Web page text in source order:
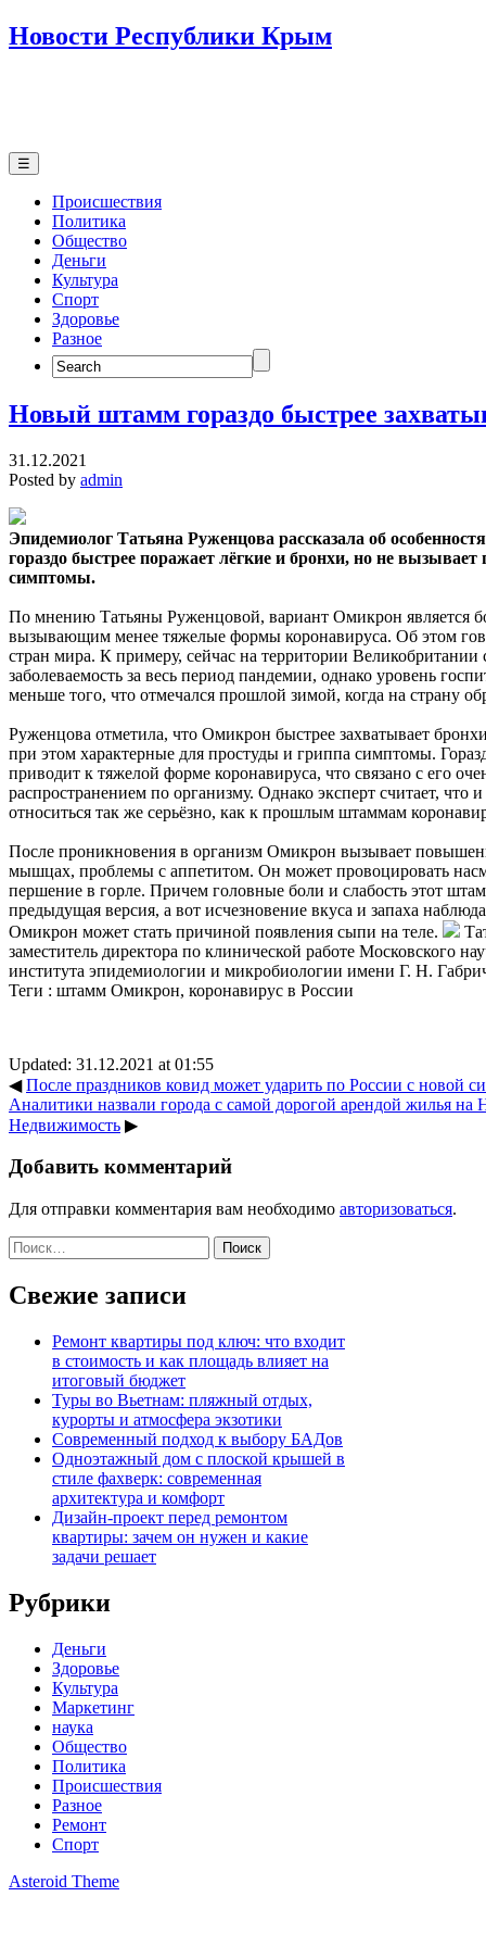
Новости Республики Крым
☰
Происшествия
Политика
Общество
Деньги
Культура
Спорт
Здоровье
Разное
Search
for:
Новый штамм гораздо быстрее
31.12.2021
Posted by admin
Эпидемиолог Татьяна Руженцова рассказала об
гораздо быстрее поражает лёгкие и бронхи, но не
симптомы.
По мнению Татьяны Руженцовой, вариант Омикрон является
вызывающим менее тяжелые формы коронавируса. Об этом
стран мира. К примеру, сейчас на территории Великобритании
заболеваемость за весь период пандемии, однако уровень
меньше того, что отмечался прошлой зимой, когда на страну
Руженцова отметила, что Омикрон быстрее захватывает
при этом характерные для простуды и гриппа симптомы.
приводит к тяжелой форме коронавируса, что связано с его
распространением по организму. Однако эксперт считает,
относиться так же серьёзно, как к прошлым штаммам
После проникновения в организм Омикрон вызывает
мышцах, проблемы с аппетитом. Он может провоцировать
першение в горле. Причем головные боли и слабость этот
предыдущая версия, а вот исчезновение вкуса и запаха
Омикрон может стать причиной появления сыпи на теле.
заместитель директора по клинической работе Московского
института эпидемиологии и микробиологии имени Г. Н.
Теги : штамм Омикрон, коронавирус в России
Updated: 31.12.2021 at 01:55
◀После праздников ковид может ударить по России с новой
Аналитики назвали города с самой дорогой арендой жилья
Недвижимость ▶
Добавить комментарий
Для отправки комментария вам необходимо авторизоваться.
Найти:
Свежие записи
Ремонт квартиры под ключ: что входит
в стоимость и как площадь влияет на
итоговый бюджет
Туры во Вьетнам: пляжный отдых,
курорты и атмосфера экзотики
Современный подход к выбору БАДов
Одноэтажный дом с плоской крышей в
стиле фахверк: современная
архитектура и комфорт
Дизайн-проект перед ремонтом
квартиры: зачем он нужен и какие
задачи решает
Рубрики
Деньги
Здоровье
Культура
Маркетинг
наука
Общество
Политика
Происшествия
Разное
Ремонт
Спорт
Asteroid Theme